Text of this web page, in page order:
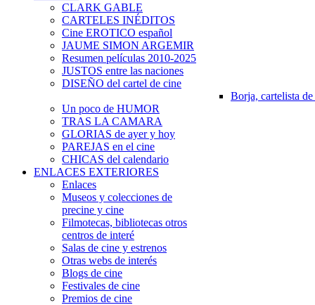
CLARK GABLE
CARTELES INÉDITOS
Cine EROTICO español
JAUME SIMON ARGEMIR
Resumen películas 2010-2025
JUSTOS entre las naciones
DISEÑO del cartel de cine
Borja, cartelista
Un poco de HUMOR
TRAS LA CAMARA
GLORIAS de ayer y hoy
PAREJAS en el cine
CHICAS del calendario
ENLACES EXTERIORES
Enlaces
Museos y colecciones de
precine y cine
Filmotecas, bibliotecas otros
centros de interé
Salas de cine y estrenos
Otras webs de interés
Blogs de cine
Festivales de cine
Premios de cine